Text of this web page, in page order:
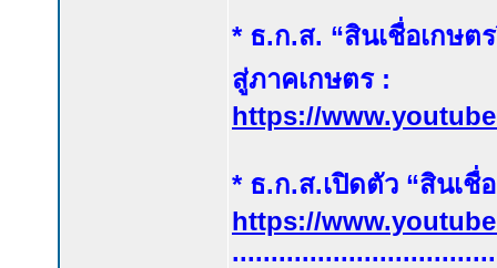
* ธ.ก.ส. “สินเชื่อเกษ
สู่ภาคเกษตร :
https://
* ธ.ก.ส.เปิดตัว “สินเชื่
https://